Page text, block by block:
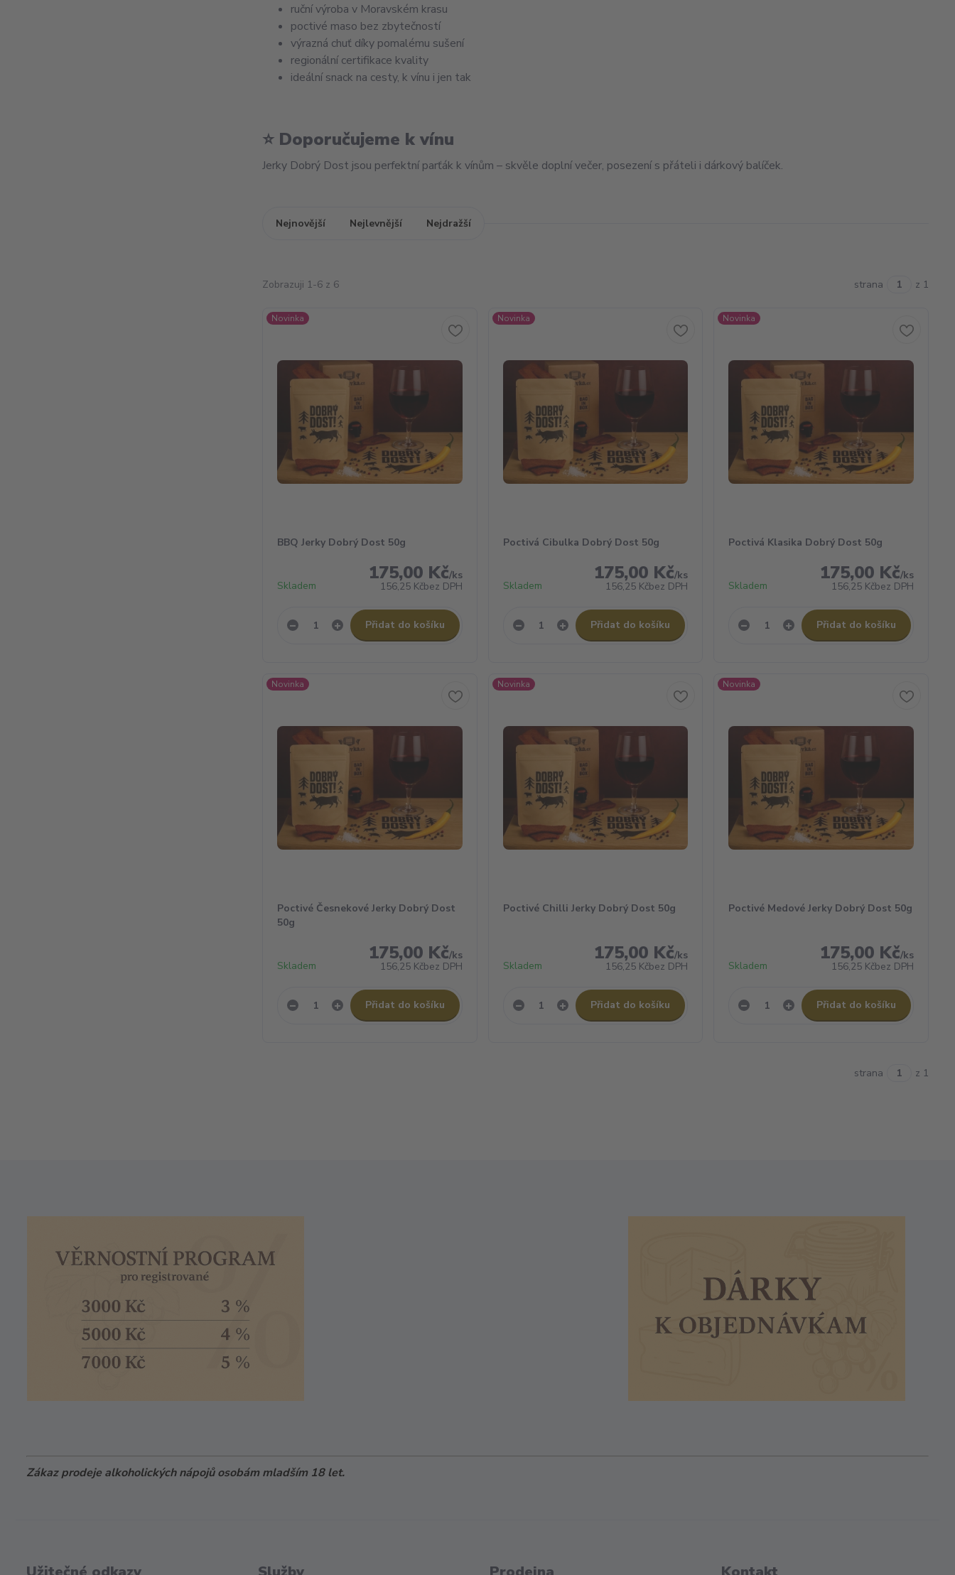
ruční výroba v Moravském krasu
poctivé maso bez zbytečností
výrazná chuť díky pomalému sušení
regionální certifikace kvality
ideální snack na cesty, k vínu i jen tak
⭐ Doporučujeme k vínu
Jerky Dobrý Dost jsou perfektní parťák k vínům – skvěle doplní večer, posezení s přáteli i dárkový balíček.
Nejnovější Nejlevnější Nejdražší
Zobrazuji 1-6 z 6 strana z 1
Novinka
BBQ Jerky Dobrý Dost 50g
175,00 Kč/ks
156,25 Kčbez DPH
Skladem
Přidat do košíku
Novinka
Poctivá Cibulka Dobrý Dost 50g
175,00 Kč/ks
156,25 Kčbez DPH
Skladem
Přidat do košíku
Novinka
Poctivá Klasika Dobrý Dost 50g
175,00 Kč/ks
156,25 Kčbez DPH
Skladem
Přidat do košíku
Novinka
Poctivé Česnekové Jerky Dobrý Dost
50g
175,00 Kč/ks
156,25 Kčbez DPH
Skladem
Přidat do košíku
Novinka
Poctivé Chilli Jerky Dobrý Dost 50g
175,00 Kč/ks
156,25 Kčbez DPH
Skladem
Přidat do košíku
Novinka
Poctivé Medové Jerky Dobrý Dost 50g
175,00 Kč/ks
156,25 Kčbez DPH
Skladem
Přidat do košíku
strana z 1
Zákaz prodeje alkoholických nápojů osobám mladším 18 let.